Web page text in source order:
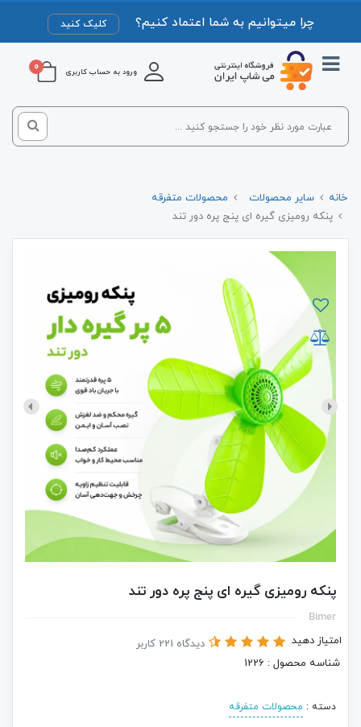
چرا میتوانیم به شما اعتماد کنیم؟ کلیک کنید
ورود به حساب کاربری 0
خانه سایر محصولات
محصولات متفرقه
پنکه رومیزی گیره ای پنج پره دور تند
پنکه رومیزی گیره ای پنج پره دور تند
Bimer
امتیاز دهید
دیدگاه 221 کاربر
شناسه محصول : 1226
دسته : محصولات متفرقه